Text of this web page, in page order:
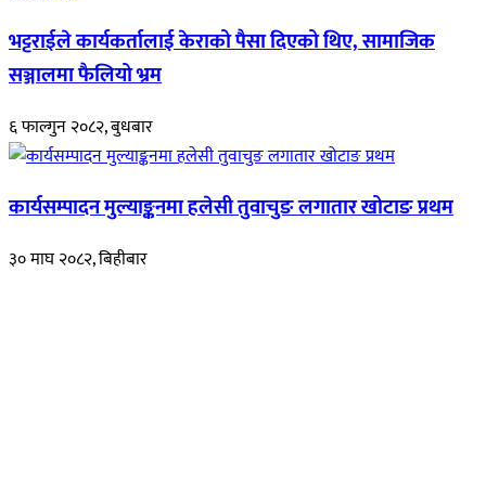
भट्टराईले कार्यकर्तालाई केराको पैसा दिएको थिए, सामाजिक
सञ्जालमा फैलियो भ्रम
६ फाल्गुन २०८२, बुधबार
कार्यसम्पादन मुल्याङ्कनमा हलेसी तुवाचुङ लगातार खोटाङ प्रथम
३० माघ २०८२, बिहीबार